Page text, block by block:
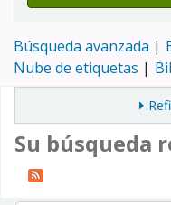
Búsqueda avanzada
Nube de etiquetas
Su búsqueda